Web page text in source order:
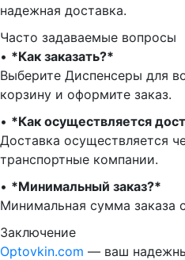
надежная доставка.
Часто задаваемые вопросы
•⁠ ⁠*Как заказать?*
Выберите Диспенсеры для
корзину и оформите заказ.
•⁠ ⁠ *Как осуществляется
Доставка осуществляется
транспортные компании.
•⁠ ⁠ *Минимальный заказ?*
Минимальная сумма заказа
Заключение
Optovkin.com — ваш